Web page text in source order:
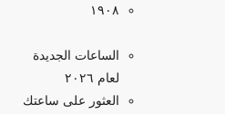
۱۹۰۸
الساعات الجديدة
لعام ٢٠٢٦
العثور على ساعتك